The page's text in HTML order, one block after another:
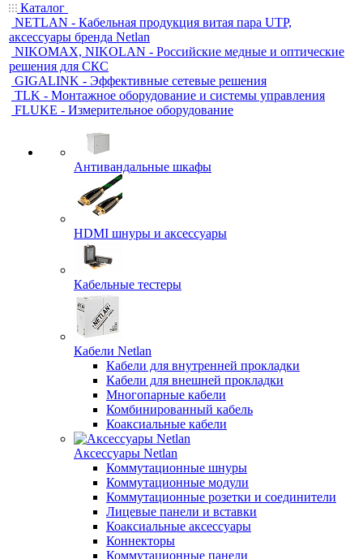
Каталог
NETLAN - Кабельная продукция витая пара UTP,
аксессуары бренда Netlan
NIKOMAX, NIKOLAN - Российские медные и оптические
решения для СКС
GIGALINK - Эффективные сетевые решения
TLK - Монтажное оборудование и системы управления
FLUKE - Измерительное оборудование
Антивандальные шкафы
HDMI шнуры и аксессуары
Кабельные тестеры
Кабели Netlan
Кабели для внутренней прокладки
Кабели для внешней прокладки
Многопарные кабели
Комбинированный кабель
Коаксиальные кабели
Аксессуары Netlan
Коммутационные шнуры
Коммутационные модули
Коммутационные розетки и соединители
Лицевые панели и вставки
Коаксиальные аксессуары
Коннекторы
Коммутационные панели